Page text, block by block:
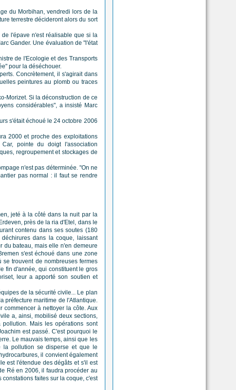
du Morbihan, vendredi lors de la
terrestre décideront alors du sort
l'épave n'est réalisable que si la
Gander. Une évaluation de "l'état
de l'Ecologie et des Transports
pour la déséchouer.
Concrètement, il s'agirait dans
peintures au plomb ou traces
Morizet. Si la déconstruction de ce
considérables", a insisté Marc
s'était échoué le 24 octobre 2006
2000 et proche des exploitations
pointe du doigt l'association
regroupement et stockages de
n'est pas déterminée. "On ne
pas normal : il faut se rendre
jeté à la côté dans la nuit par la
près de la ria d'Etel, dans le
contenu dans ses soutes (180
dans la coque, laissant
du bateau, mais elle n'en demeure
s'est échoué dans une zone
trouvent de nombreuses fermes
fin d'année, qui constituent le gros
leur a apporté son soutien et
de la sécurité civile... Le plan
préfecture maritime de l'Atlantique.
commencer à nettoyer la côte. Aux
a, ainsi, mobilisé deux sections,
Mais les opérations sont
est passé. C'est pourquoi le
Le mauvais temps, ainsi que les
la pollution se disperse et que le
il convient également
est l'étendue des dégâts et s'il est
Ré en 2006, il faudra procéder au
faites sur la coque, c'est